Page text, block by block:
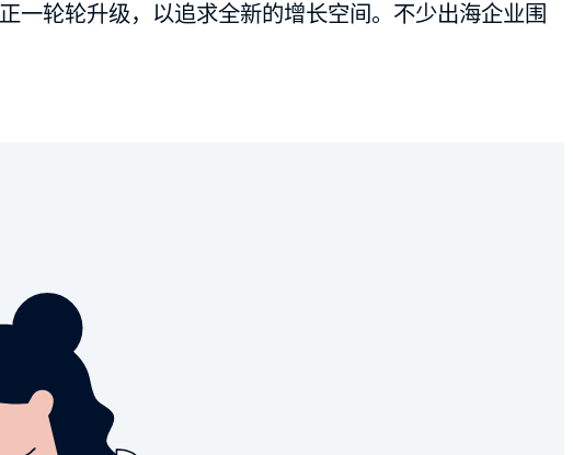
一轮轮升级，以追求全新的增长空间。不少出海企业围